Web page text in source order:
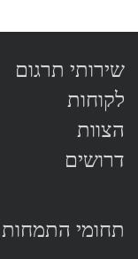
שירותי תרגום
לקוחות
הצוות
דרושים
תחומי התמחות